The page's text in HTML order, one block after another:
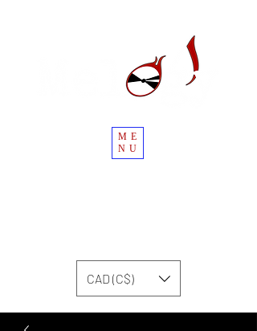
ME
NU
CAD (C$)